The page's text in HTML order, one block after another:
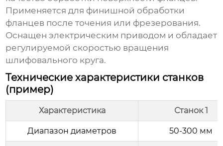
Применяется для финишной обработки
фланцев после точения или фрезерования.
Оснащен электрическим приводом и обладает
регулируемой скоростью вращения
шлифовального круга.
Технические характеристики станков
(пример)
Характеристика Станок 1
Диапазон диаметров 50-300 мм